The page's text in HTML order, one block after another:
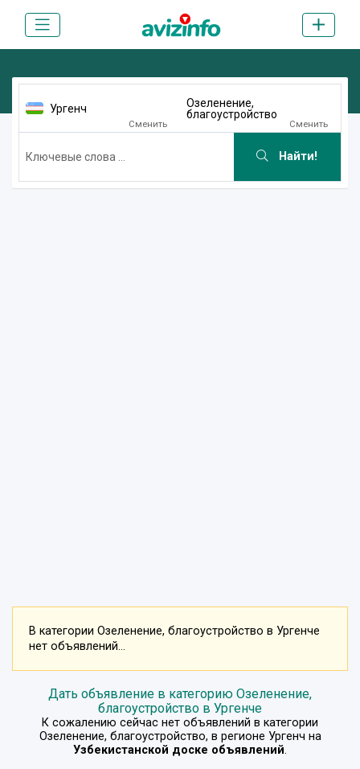
Ургенч
Сменить
Озеленение,
благоустройство
Сменить
Найти!
В категории Озеленение, благоустройство в Ургенче
нет объявлений...
Дать объявление в категорию Озеленение,
благоустройство в Ургенче
К сожалению сейчас нет объявлений в категории
Озеленение, благоустройство, в регионе Ургенч на
Узбекистанской доске объявлений.